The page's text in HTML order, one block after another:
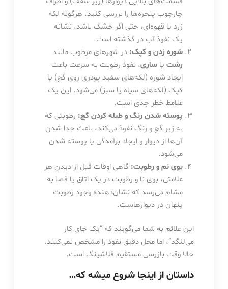
چارچوب پنجره‌ها را بررسی کنید. هرگونه لکه
زرد یا قهوه‌ای، حتی اگر خشک باشد، نشانه
یک نفوذ آب در گذشته است.
شوره زدن و کپک: در شهرهای مرطوب مانند
رشت یاساری، نفوذ رطوبت به سرعت باعث
ایجاد شوره (لکه‌های سفید پودری روی گچ) یا
کپک (لکه‌های سیاه یا سبز) می‌شود. این یک
علامط خطر جدی است.
پوسته شدن رنگ و طبله کردن گچ: رطوبتی که
به زیر گچ و رنگ نفوذ می‌کند، باعث جدا شدن
آن‌ها از دیوار و ایجاد برآمدگی یا پوسته شدن
می‌شود.
بوی نم و رطوبت: گاهی اوقات قبل از دیدن هر
علامتی، بوی نا و رطوبت در یک اتاق یا فضا به
مشام می‌رسد که نشان‌دهنده وجود رطوبت
پنهان در دیوارهاست.
این علائم به شما می‌گویند که “یک جای کار
می‌لنگد”، اما محل دقیق نفوذ را مشخص نمی‌کنند.
حالا وقت بازرسی مستقیم فلاشینگ است.
داستان از اینجا شروع میشه که…